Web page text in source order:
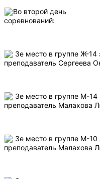
Во второй день
соревнований:
3е место в группе Ж-14
преподаватель Сергеева
3е место в группе М-
преподаватель Малахова
3е место в группе М-
преподаватель Малахова